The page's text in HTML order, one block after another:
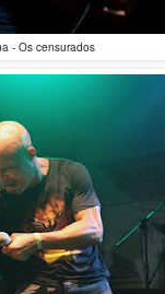
- Os censurados